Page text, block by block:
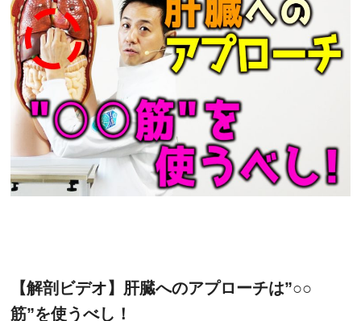
【解剖ビデオ】肝臓へのアプローチは”○○
筋”を使うべし！